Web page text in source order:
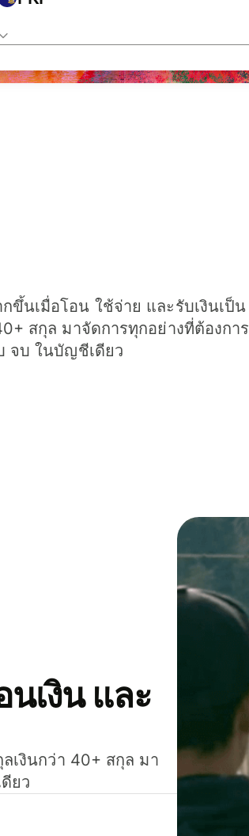
ขึ้นเมื่อโอน ใช้จ่าย และรับเงินเป็น
สกุล มาจัดการทุกอย่างที่ต้องการ
จบ ในบัญชีเดียว
เงิน และ
เงินกว่า 40+ สกุล มา
ยว